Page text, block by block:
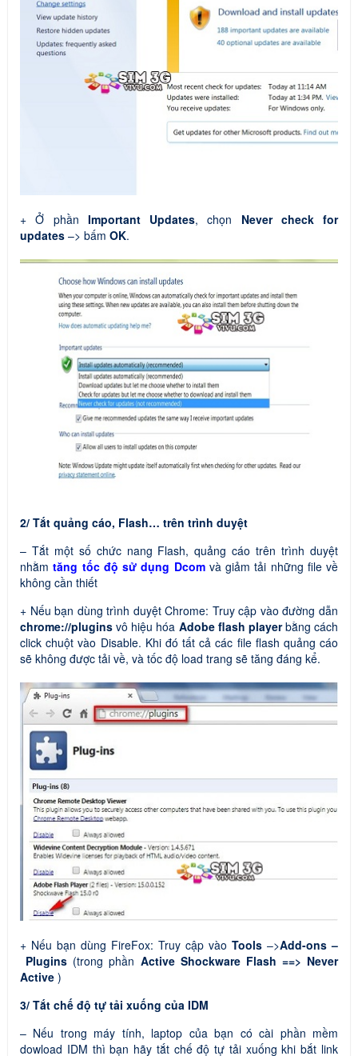
+ Ở phần Important Updates, chọn Never check for
updates –> bấm OK.
2/ Tắt quảng cáo, Flash… trên trình duyệt
– Tắt một số chức nang Flash, quảng cáo trên trình duyệt
nhằmtăng tốc độ sử dụng Dcomvà giảm tải những file về
không cần thiết
+ Nếu bạn dùng trình duyệt Chrome: Truy cập vào đường dẫn
chrome://plugins vô hiệu hóa Adobe flash playerbằng cách
click chuột vào Disable. Khi đó tất cả các file flash quảng cáo
sẽ không được tải về, và tốc độ load trang sẽ tăng đáng kể.
+ Nếu bạn dùng FireFox: Truy cập vào Tools –>Add-ons –
Plugins (trong phần Active Shockware Flash ==> Never
Active )
3/ Tắt chế độ tự tải xuống của IDM
– Nếu trong máy tính, laptop của bạn có cài phần mềm
dowload IDM thì bạn hãy tắt chế độ tự tải xuống khi bắt link